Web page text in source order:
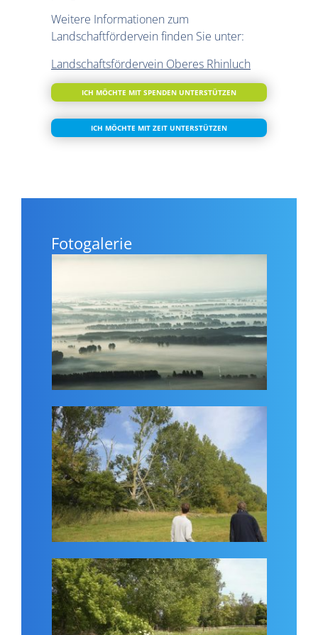
Weitere Informationen zum
Landschaftfördervein finden Sie unter:
Landschaftsfördervein Oberes Rhinluch
ICH MÖCHTE MIT SPENDEN UNTERSTÜTZEN
ICH MÖCHTE MIT ZEIT UNTERSTÜTZEN
Fotogalerie